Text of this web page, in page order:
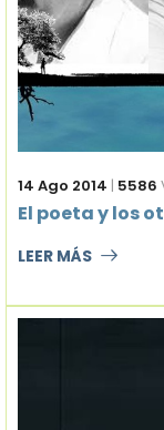
14 Ago 2014 | 5586
El poeta y los
LEER MÁS